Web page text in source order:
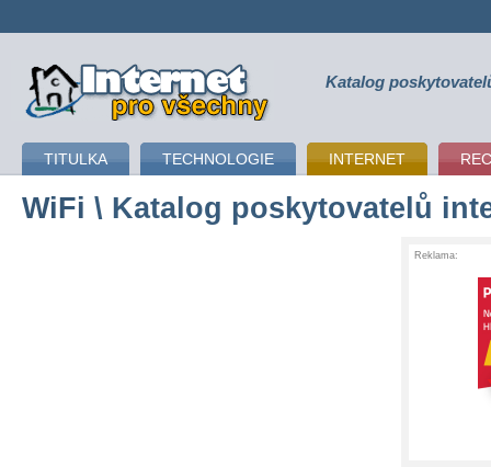
připojení k internetu Katalog
TITULKA TECHNOLOGIE INTERNET
WiFi \ Katalog poskytovatelů
Reklama: